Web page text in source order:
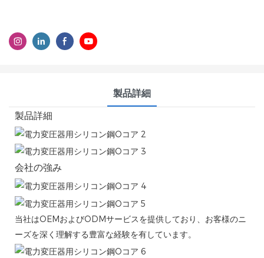
製品詳細
製品詳細
会社の強み
当社はOEMおよびODMサービスを提供しており、お客様のニ
ーズを深く理解する豊富な経験を有しています。